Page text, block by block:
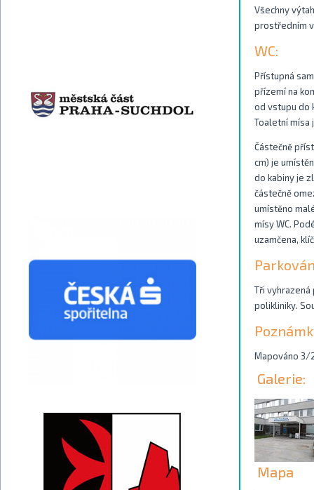
Všechny
prostředním
WC:
Přístupná
přízemí na
od vstupu do
Toaletní mísa
Částečně
cm) je
do kabiny je
částečně
umístěno
mísy WC.
uzamčena,
Tři vyhrazená
polikliniky.
Mapováno 3/
Galerie:
Mapa